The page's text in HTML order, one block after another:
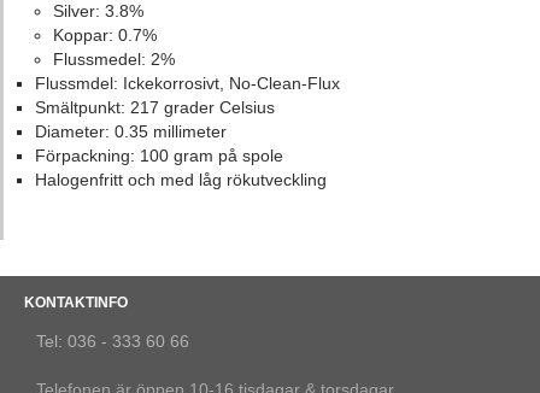
Silver: 3.8%
Koppar: 0.7%
Flussmedel: 2%
Flussmdel: Ickekorrosivt, No-Clean-Flux
Smältpunkt: 217 grader Celsius
Diameter: 0.35 millimeter
Förpackning: 100 gram på spole
Halogenfritt och med låg rökutveckling
KONTAKTINFO
Tel: 036 - 333 60 66